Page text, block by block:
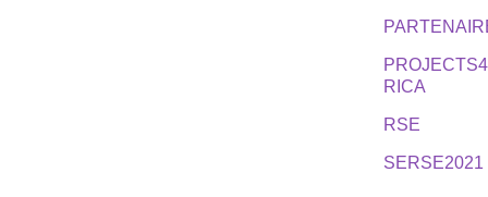
RICA
RSE
SERSE2021